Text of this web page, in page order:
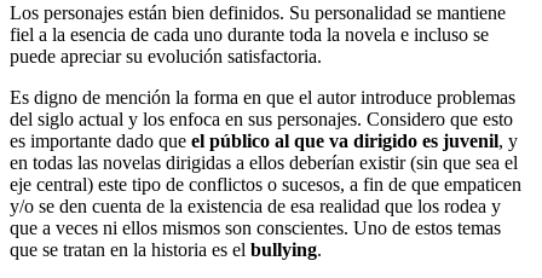
Los personajes están bien definidos. Su personalidad se mantiene
fiel a la esencia de cada uno durante toda la novela e incluso se
puede apreciar su evolución satisfactoria.
Es digno de mención la forma en que el autor introduce problemas
del siglo actual y los enfoca en sus personajes. Considero que esto
es importante dado que el público al que va dirigido es juvenil, y
en todas las novelas dirigidas a ellos deberían existir (sin que sea el
eje central) este tipo de conflictos o sucesos, a fin de que empaticen
y/o se den cuenta de la existencia de esa realidad que los rodea y
que a veces ni ellos mismos son conscientes. Uno de estos temas
que se tratan en la historia es el bullying.